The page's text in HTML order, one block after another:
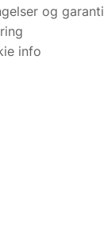
og garanti
info